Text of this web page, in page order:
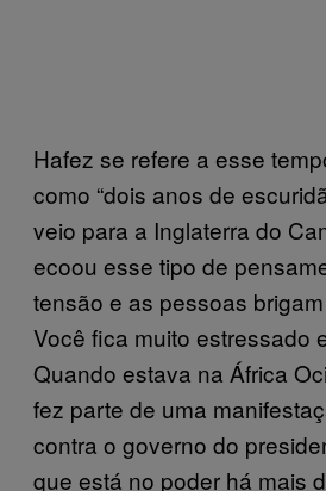
Hafez se refere a esse
como “dois anos de
veio para a Inglaterra do
ecoou esse tipo de
tensão e as pessoas
Você fica muito estressado
Quando estava na África
fez parte de uma
contra o governo do
que está no poder há mais